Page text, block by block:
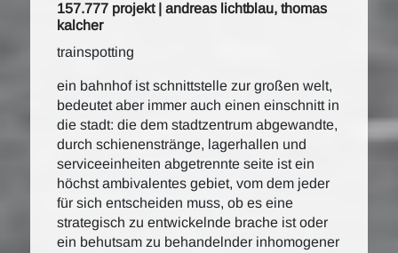
157.777 projekt | andreas lichtblau, thomas
kalcher
trainspotting
ein bahnhof ist schnittstelle zur großen welt,
bedeutet aber immer auch einen einschnitt in
die stadt: die dem stadtzentrum abgewandte,
durch schienenstränge, lagerhallen und
serviceeinheiten abgetrennte seite ist ein
höchst ambivalentes gebiet, vom dem jeder
für sich entscheiden muss, ob es eine
strategisch zu entwickelnde brache ist oder
ein behutsam zu behandelnder inhomogener